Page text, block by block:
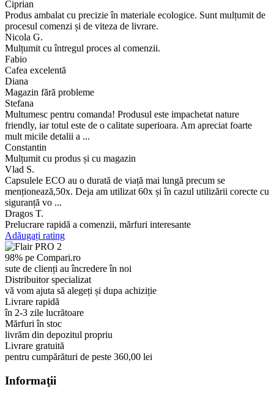
Ciprian
Produs ambalat cu precizie în materiale ecologice. Sunt mulțumit de
procesul comenzi și de viteza de livrare.
Nicola G.
Mulțumit cu întregul proces al comenzii.
Fabio
Cafea excelentă
Diana
Magazin fără probleme
Stefana
Multumesc pentru comanda! Produsul este impachetat nature
friendly, iar totul este de o calitate superioara. Am apreciat foarte
mult micile detalii a ...
Constantin
Mulțumit cu produs și cu magazin
Vlad S.
Capsulele ECO au o durată de viață mai lungă precum se
menționează,50x. Deja am utilizat 60x și în cazul utilizării corecte cu
siguranță vo ...
Dragos T.
Prelucrare rapidă a comenzii, mărfuri interesante
Adăugați rating
98% pe Compari.ro
sute de clienți au încredere în noi
Distribuitor specializat
vă vom ajuta să alegeți și dupa achiziție
Livrare rapidă
în 2-3 zile lucrătoare
Mărfuri în stoc
livrăm din depozitul propriu
Livrare gratuită
pentru cumpărături de peste 360,00 lei
Informaţii